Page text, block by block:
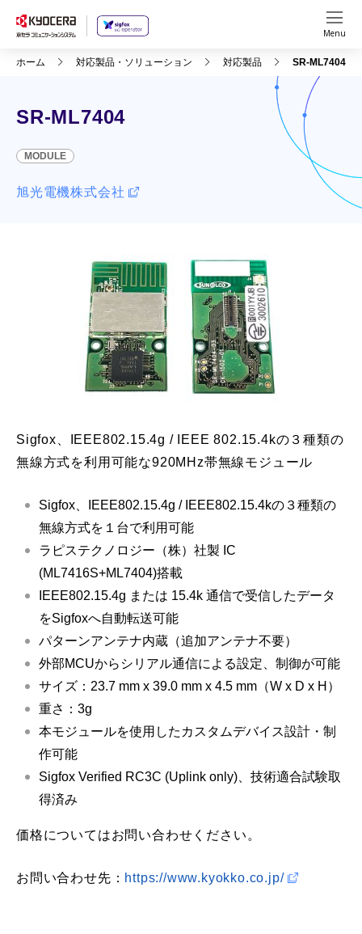
Menu
ホーム 対応製品・ソリューション 対応製品 SR-ML7404
SR-ML7404
MODULE
旭光電機株式会社
Sigfox、IEEE802.15.4g / IEEE 802.15.4kの３種類の
無線方式を利用可能な920MHz帯無線モジュール
Sigfox、IEEE802.15.4g / IEEE802.15.4kの３種類の
無線方式を１台で利用可能
ラピステクノロジー（株）社製 IC
(ML7416S+ML7404)搭載
IEEE802.15.4g または 15.4k 通信で受信したデータ
をSigfoxへ自動転送可能
パターンアンテナ内蔵（追加アンテナ不要）
外部MCUからシリアル通信による設定、制御が可能
サイズ：23.7 mm x 39.0 mm x 4.5 mm（W x D x H）
重さ：3g
本モジュールを使用したカスタムデバイス設計・制
作可能
Sigfox Verified RC3C (Uplink only)、技術適合試験取
得済み
価格についてはお問い合わせください。
お問い合わせ先： https://www.kyokko.co.jp/